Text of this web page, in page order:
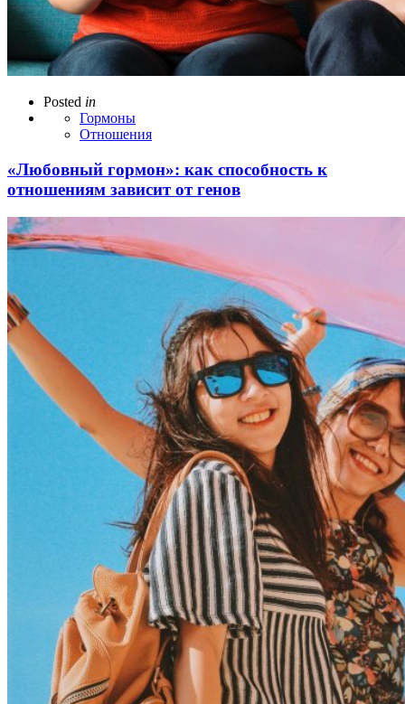
Posted in
Гормоны
Отношения
«Любовный гормон»: как способность к
отношениям зависит от генов